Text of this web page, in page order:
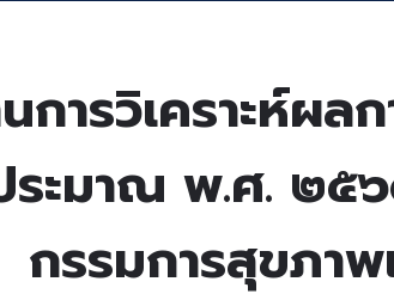
การวิเคราะห์ผล
ะมาณ พ.ศ. ๒๕
กรรมการสุขภา